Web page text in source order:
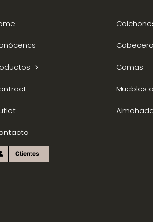
Clientes
Camas
Muebles